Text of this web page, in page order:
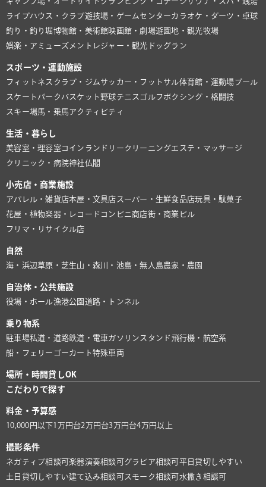
ライブハウス・クラブ遊技場・ゲームセンターカラオケ・ダーツ・卓球
釣り・釣り堀博物館・美術館映画館・劇場遊園地・観光牧場
娯楽・アミューズメント レジャー・観光 ドッグラン
スポーツ・運動施設
フィットネスクラブ・ジム サッカー・フットサル体育館・運動場プール
スケートパーク バスケット 野球テニス ゴルフ ボクシング・格闘技
スキー場馬・乗馬アクティビティ
生活・暮らし
美容室・理容室 コインランドリー クリーニングエステ・マッサージ
クリニック・病院神社仏閣
小売店・商業施設
アパレル・雑貨店本屋・文具店 スーパー・生鮮食品店玩具・駄菓子
花屋・植物楽器・レコード コンビニ商店街・商業ビル
フリマ・リサイクル店
自然
海・浜辺 草原・芝生山・森川・池島・無人島農家・農園
自治体・公共施設
役場・ホール漁港公園 道路・トンネル
乗り物系
駐車場私道・道路鉄道・電車 ガソリンスタンド 飛行機・航空系
船・フェリー ゴーカート特殊車両
場所・時間貸しOK
こだわりで探す
料金・予算感
10,000円以下1万円台2万円台3万円台4万円以上
撮影条件
ネガティブ相談可楽器演奏相談可 グラビア相談可 平日貸切しやすい
土日貸切しやすい建て込み相談可 スモーク相談可 水撒き相談可